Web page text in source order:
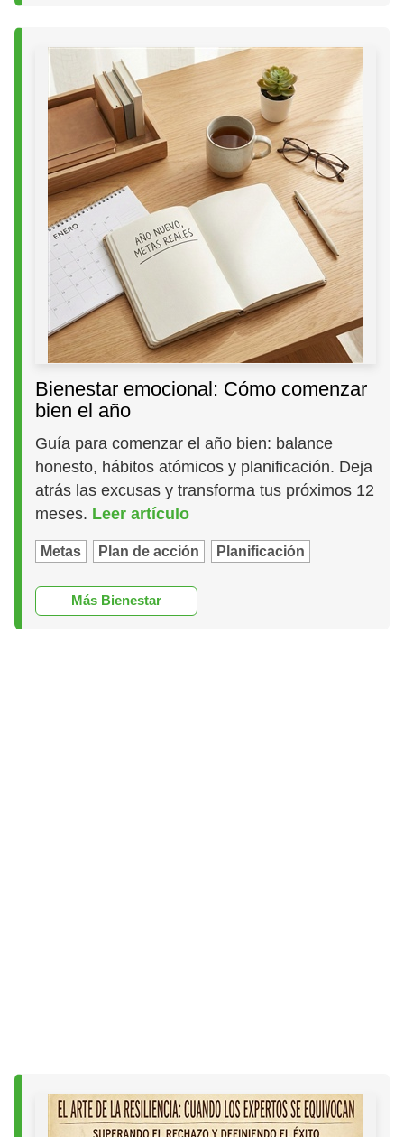
Bienestar emocional: Cómo comenzar
bien el año
Guía para comenzar el año bien: balance
honesto, hábitos atómicos y planificación. Deja
atrás las excusas y transforma tus próximos 12
meses. Leer artículo
Metas Plan de acción Planificación
Más Bienestar